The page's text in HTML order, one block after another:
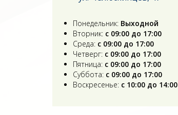
Понедельник: Выходной
Вторник: с 09:00 до 17:00
Среда: с 09:00 до 17:00
Четверг: с 09:00 до 17:00
Пятница: с 09:00 до 17:00
Суббота: с 09:00 до 17:00
Воскресенье: с 10:00 до 14:00